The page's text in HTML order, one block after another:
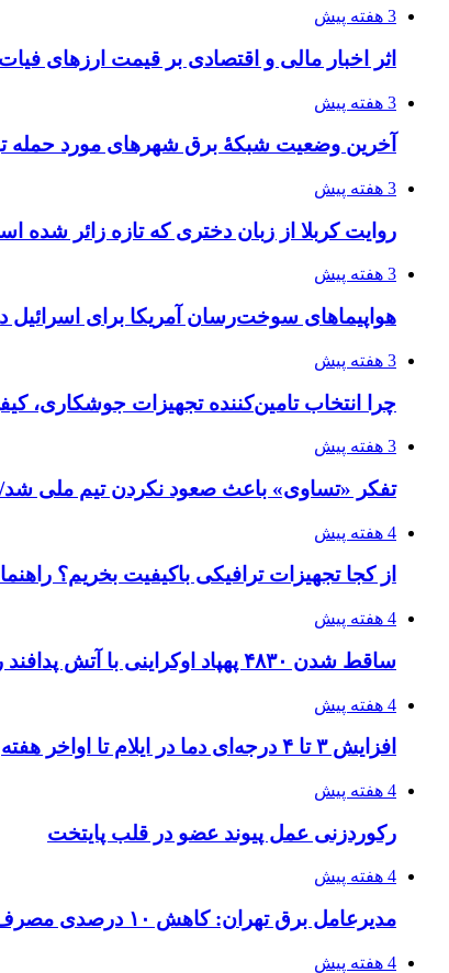
3 هفته پیش
اثر اخبار مالی و اقتصادی بر قیمت ارزهای فیات
3 هفته پیش
آخرین وضعیت شبکۀ برق شهرهای مورد حمله
3 هفته پیش
روایت کربلا از زبان دختری که تازه زائر شده
3 هفته پیش
هواپیماهای سوخت‌رسان آمریکا برای
3 هفته پیش
چرا انتخاب تامین‌کننده تجهیزات جوشکاری،
3 هفته پیش
تفکر «تساوی» باعث صعود نکردن تیم ملی
4 هفته پیش
از کجا تجهیزات ترافیکی باکیفیت بخریم؟
4 هفته پیش
ساقط شدن ۴۸۳۰ پهپاد اوکراینی با آتش پدافند روسیه
4 هفته پیش
افزایش ۳ تا ۴ درجه‌ای دما در ایلام تا اواخر هفته
4 هفته پیش
رکوردزنی عمل پیوند عضو در قلب پایتخت
4 هفته پیش
مدیرعامل برق تهران: کاهش ۱۰ درصدی مصرف برق، ضامن پایداری شبکه است
4 هفته پیش